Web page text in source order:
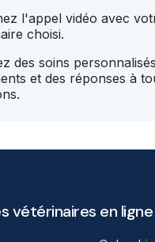
l'appel vidéo avec
choisi.
des soins
et des réponses à
vétérinaires en